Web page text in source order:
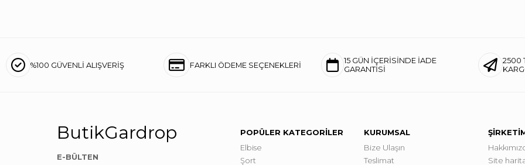
%100 GÜVENLİ ALIŞVERİŞ FARKLI ÖDEME SEÇENEKLERİ
15 GÜN İÇERİSİNDE İADE
GARANTİSİ
2500
ButikGardrop
E-BÜLTEN
POPÜLER KATEGORİLER
Elbise
Şort
KURUMSAL
Bize Ulaşın
Teslimat
Site